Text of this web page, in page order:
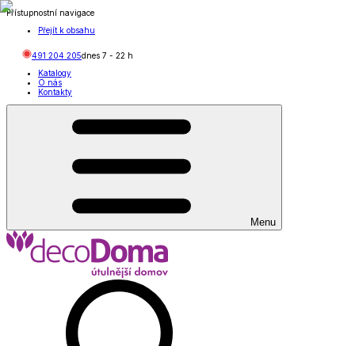
Přístupnostní navigace
Přejít k obsahu
491 204 205dnes 7 - 22 h
Katalogy
O nás
Kontakty
Menu